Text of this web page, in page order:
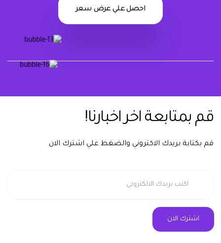
احصل علي عرض سعر
قم بمتابعة اخر اخبارنا!
قم بكتابة بريدك الاكتروني والضغط علي اشترك الان